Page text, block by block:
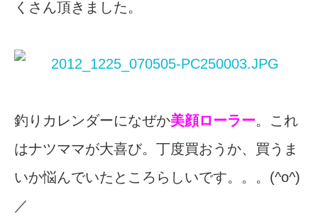
くさん頂きました。
釣りカレンダーになぜか美顔ローラー。これ
はナツママが大喜び。丁度買おうか、買うま
いか悩んでいたところらしいです。。。(^o^)
／